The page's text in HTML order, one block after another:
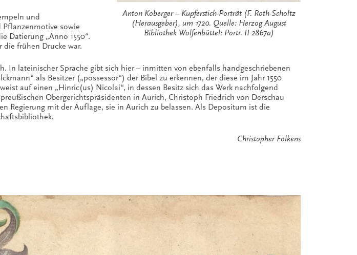
Anton Koberger – Kupferstich-Porträt (F. Roth-Scholtz
(Herausgeber), um 1720. Quelle: Herzog August
Bibliothek Wolfenbüttel: Portr. II 2867a)
und
Pflanzenmotive sowie
Datierung „Anno 1550“.
die frühen Drucke war.
In lateinischer Sprache gibt sich hier – inmitten von ebenfalls handgeschriebenen
als Besitzer („possessor“) der Bibel zu erkennen, der diese im Jahr 1550
auf einen „Hinric(us) Nicolai“, in dessen Besitz sich das Werk nachfolgend
Obergerichtspräsidenten in Aurich, Christoph Friedrich von Derschau
Regierung mit der Auflage, sie in Aurich zu belassen. Als Depositum ist die
Christopher Folkens